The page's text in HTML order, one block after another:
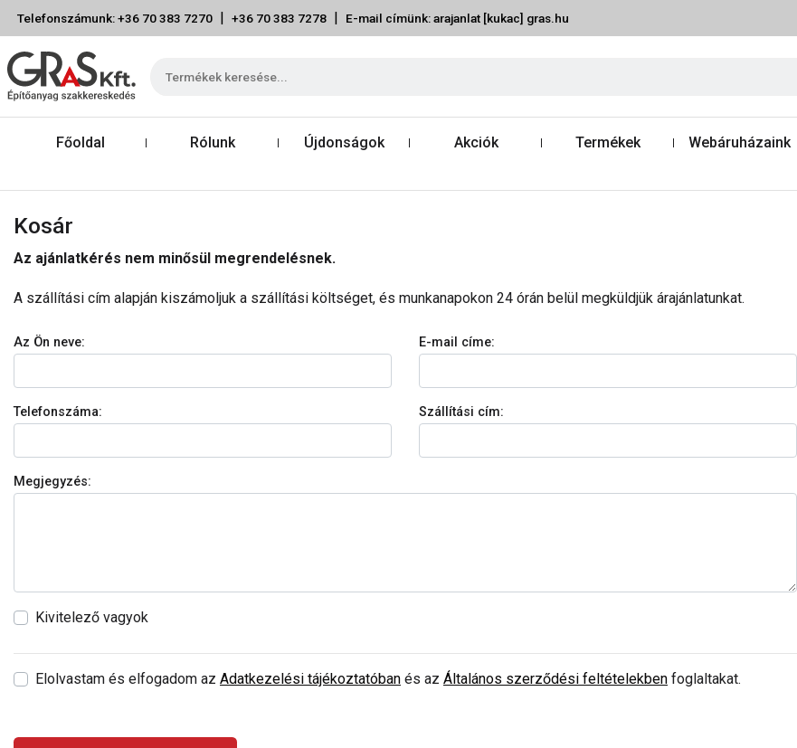
Telefonszámunk: +36 70 383 7270 | +36 70 383 7278 | E-mail címünk: arajanlat [kukac] gras.hu
Főoldal Rólunk Újdonságok Akciók Termékek Webáruházaink
Kosár
Az ajánlatkérés nem minősül megrendelésnek.
A szállítási cím alapján kiszámoljuk a szállítási költséget, és munkanapokon 24 órán belül megküldjük árajánlatunkat.
Az Ön neve: E-mail címe:
Telefonszáma: Szállítási cím:
Megjegyzés:
Kivitelező vagyok
Elolvastam és elfogadom az Adatkezelési tájékoztatóban és az Általános szerződési feltételekben foglaltakat.